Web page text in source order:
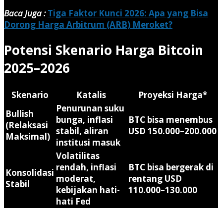
Baca Juga :Tiga Faktor Kunci 2026: Apa yang Bisa
Dorong Harga Arbitrum (ARB) Meroket?
Potensi Skenario Harga Bitcoin
2025–2026
Skenario Katalis
Proyeksi Harga*
Bullish
(Relaksasi
Maksimal)
Penurunan suku
bunga, inflasi
stabil, aliran
institusi masuk
BTC bisa menembus
USD 150.000–200.000
Konsolidasi
Stabil
Volatilitas
rendah, inflasi
moderat,
kebijakan hati-
hati Fed
BTC bisa bergerak di
rentang USD
110.000–130.000